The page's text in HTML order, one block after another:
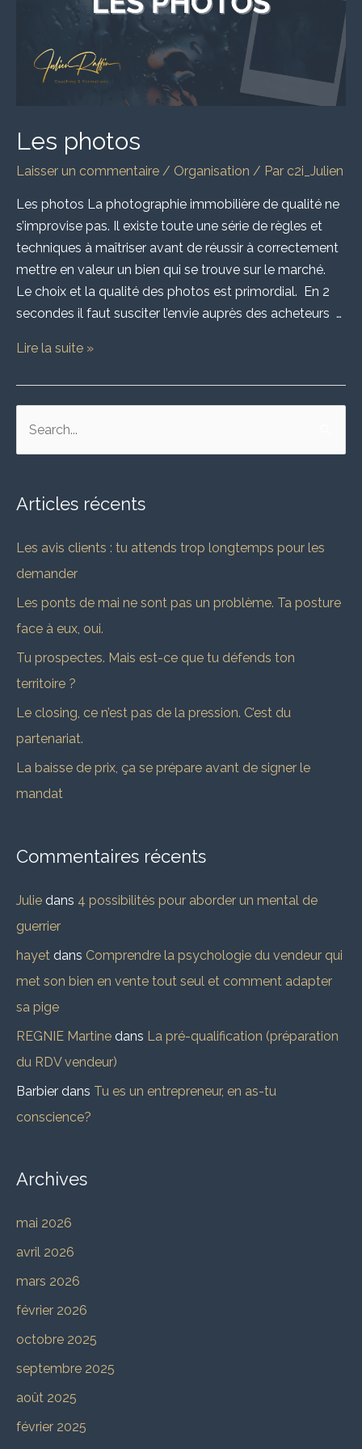
Les photos
Laisser un commentaire / Organisation / Par c2i_Julien
Les photos La photographie immobilière de qualité ne
s’improvise pas. Il existe toute une série de règles et
techniques à maîtriser avant de réussir à correctement
mettre en valeur un bien qui se trouve sur le marché.
Le choix et la qualité des photos est primordial. En 2
secondes il faut susciter l’envie auprès des acheteurs …
Lire la suite »
e
h
Articles récents
Les avis clients : tu attends trop longtemps pour les
demander
Les ponts de mai ne sont pas un problème. Ta posture
face à eux, oui.
Tu prospectes. Mais est-ce que tu défends ton
territoire ?
Le closing, ce n’est pas de la pression. C’est du
partenariat.
La baisse de prix, ça se prépare avant de signer le
mandat
Commentaires récents
Julie dans 4 possibilités pour aborder un mental de
guerrier
hayet dans Comprendre la psychologie du vendeur qui
met son bien en vente tout seul et comment adapter
sa pige
REGNIE Martine dans La pré-qualification (préparation
du RDV vendeur)
Barbier dans Tu es un entrepreneur, en as-tu
conscience?
Archives
mai 2026
avril 2026
mars 2026
février 2026
octobre 2025
septembre 2025
août 2025
février 2025